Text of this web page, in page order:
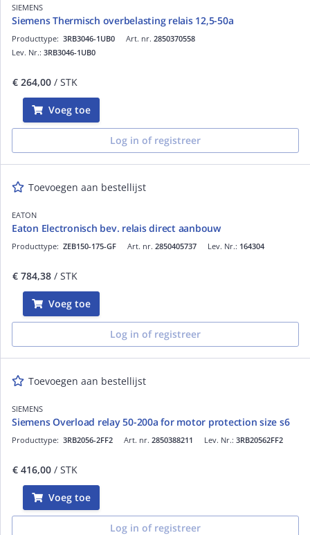
SIEMENS
Siemens Thermisch overbelasting relais 12,5-50a
Art. nr. 2850370558
Producttype: 3RB3046-1UB0
Lev. Nr.: 3RB3046-1UB0
€ 264,00 / STK
Voeg toe
Log in of registreer
Toevoegen aan bestellijst
EATON
Eaton Electronisch bev. relais direct aanbouw
Art. nr. 2850405737
Producttype: ZEB150-175-GF Lev. Nr.: 164304
€ 784,38 / STK
Voeg toe
Log in of registreer
Toevoegen aan bestellijst
SIEMENS
Siemens Overload relay 50-200a for motor protection size s6
Art. nr. 2850388211
Producttype: 3RB2056-2FF2 Lev. Nr.: 3RB20562FF2
€ 416,00 / STK
Voeg toe
Log in of registreer